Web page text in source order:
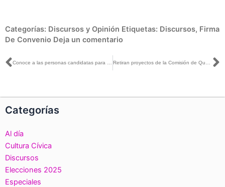
Categorías: Discursos y Opinión Etiquetas: Discursos, Firma
De Convenio Deja un comentario
Ant
Categorías
Al día
Cultura Cívica
Discursos
Elecciones 2025
Especiales